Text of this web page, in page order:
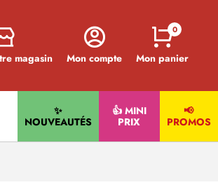
magasin Mon compte Mon panier
0
✨
NOUVEAUTÉS
👍 MINI
PRIX
📢
PROMOS